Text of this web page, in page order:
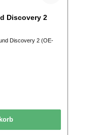
Discovery 2
Discovery 2 (OE-